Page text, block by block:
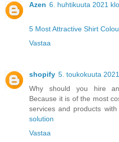
Azen 6. huhtikuuta 2021
5 Most Attractive Shirt
Vastaa
shopify 5. toukokuuta
Why should you hire
Because it is of the most
services and products
solution
Vastaa